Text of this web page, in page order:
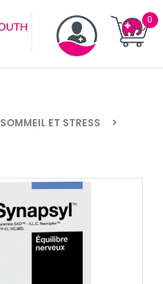
SOMMEIL ET STRESS